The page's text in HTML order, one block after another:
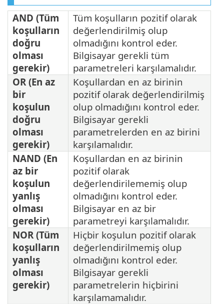
AND (Tüm
koşulların
doğru
olması
gerekir)
Tüm koşulların pozitif olarak
değerlendirilmiş olup
olmadığını kontrol eder.
Bilgisayar gerekli tüm
parametreleri karşılamalıdır.
OR (En az
bir
koşulun
doğru
olması
gerekir)
Koşullardan en az birinin
pozitif olarak değerlendirilmiş
olup olmadığını kontrol eder.
Bilgisayar gerekli
parametrelerden en az birini
karşılamalıdır.
NAND (En
az bir
koşulun
yanlış
olması
gerekir)
Koşullardan en az birinin
pozitif olarak
değerlendirilememiş olup
olmadığını kontrol eder.
Bilgisayar en az bir
parametreyi karşılamalıdır.
NOR (Tüm
koşulların
yanlış
olması
gerekir)
Hiçbir koşulun pozitif olarak
değerlendirilmemiş olup
olmadığını kontrol eder.
Bilgisayar gerekli
parametrelerin hiçbirini
karşılamamalıdır.